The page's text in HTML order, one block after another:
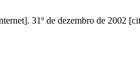
31º de dezembro de 2002